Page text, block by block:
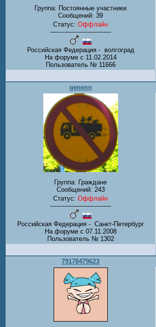
Группа: Постоянные участники
Сообщений: 39
Статус: Оффлайн
-------------------------------
Российская Федерация - волгоград
На форуме с 11.02.2014
Пользователь № 11666
genenn
Группа: Граждане
Сообщений: 243
Статус: Оффлайн
-------------------------------
Российская Федерация - Санкт-Петербург
На форуме с 07.11.2008
Пользователь № 1302
79178479623